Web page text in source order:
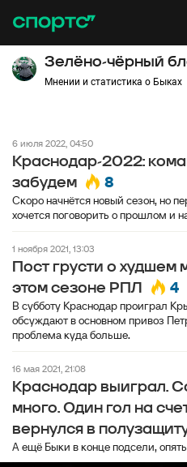
Зелёно-чёрный
Мнении и статистика о Быках
6 июля 2022, 04:50
Краснодар-2022:
забудем
8
Скоро начнётся новый сезон, но
хочется поговорить о прошлом и
1 ноября 2021, 13:03
Пост грусти о худшем
этом сезоне РПЛ
4
В субботу Краснодар проиграл
обсуждают в основном привоз
проблема куда больше.
16 мая 2021, 21:08
Краснодар выиграл.
много. Один гол на
вернулся в
А ещё Быки в конце подсели,